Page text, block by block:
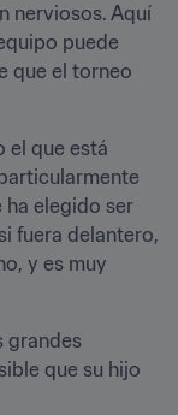
nerviosos. Aquí
puede
que el torneo
el que está
ha elegido ser
fuera delantero,
y es muy
grandes
que su hijo